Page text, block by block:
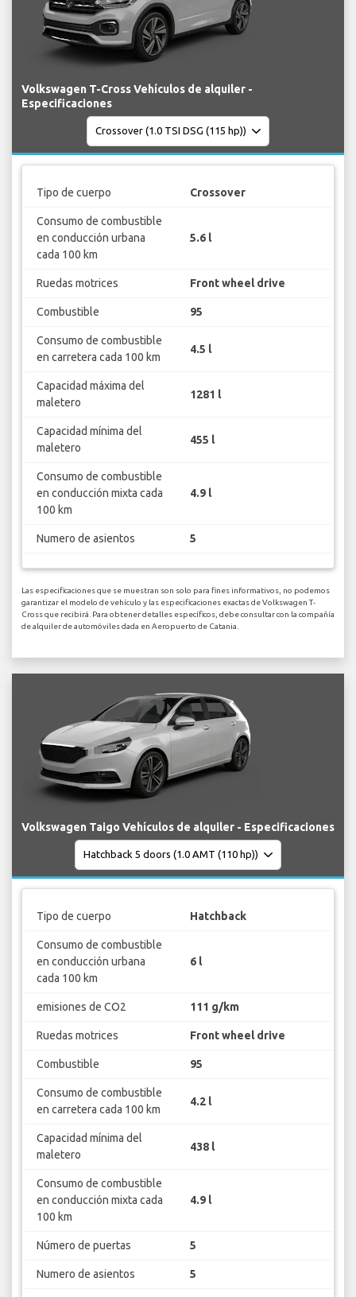
Volkswagen T-Cross Vehículos de alquiler -
Especificaciones
Tipo de cuerpo Crossover
Consumo de combustible
en conducción urbana
cada 100 km
5.6 l
Ruedas motrices Front wheel drive
Combustible 95
Consumo de combustible
en carretera cada 100 km
4.5 l
Capacidad máxima del
maletero
1281 l
Capacidad mínima del
maletero
455 l
Consumo de combustible
en conducción mixta cada
100 km
4.9 l
Numero de asientos 5
Las especificaciones que se muestran son solo para fines informativos, no podemos
garantizar el modelo de vehículo y las especificaciones exactas de Volkswagen T-
Cross que recibirá. Para obtener detalles específicos, debe consultar con la compañía
de alquiler de automóviles dada en Aeropuerto de Catania.
Volkswagen Taigo Vehículos de alquiler - Especificaciones
Tipo de cuerpo Hatchback
Consumo de combustible
en conducción urbana
cada 100 km
6 l
emisiones de CO2 111 g/km
Ruedas motrices Front wheel drive
Combustible 95
Consumo de combustible
en carretera cada 100 km
4.2 l
Capacidad mínima del
maletero
438 l
Consumo de combustible
en conducción mixta cada
100 km
4.9 l
Número de puertas 5
Numero de asientos 5